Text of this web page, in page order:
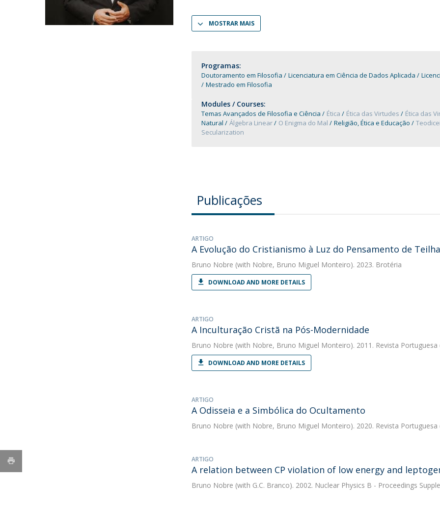
Porquê escolher um Mestrado na FFCS?
Bolsas de Estudo
Católica Braga Executive Academy
Apresentação
Informações globais
Provedorias
Diretório de Contactos
MOSTRAR MAIS
Programas:
Doutoramento em Filosofia Licenciatura em Ciência de Dados Aplicada
Mestrado em Filosofia
Modules / Courses:
Temas Avançados de Filosofia e Ciência Ética Ética das Virtudes Ética das
Natural
Álgebra Linear O Enigma do Mal Religião, Ética e Educação
Secularization
Publicações
ARTIGO
A Evolução do Cristianismo à Luz do Pensamento de
Bruno Nobre (with Nobre, Bruno Miguel Monteiro). 2023. Brotéria
DOWNLOAD AND MORE DETAILS
ARTIGO
A Inculturação Cristã na Pós-Modernidade
Bruno Nobre (with Nobre, Bruno Miguel Monteiro). 2011. Revista Portuguesa
DOWNLOAD AND MORE DETAILS
ARTIGO
A Odisseia e a Simbólica do Ocultamento
Bruno Nobre (with Nobre, Bruno Miguel Monteiro). 2020. Revista Portuguesa
ARTIGO
A relation between CP violation of low energy and
Bruno Nobre (with G.C. Branco). 2002. Nuclear Physics B - Proceedings